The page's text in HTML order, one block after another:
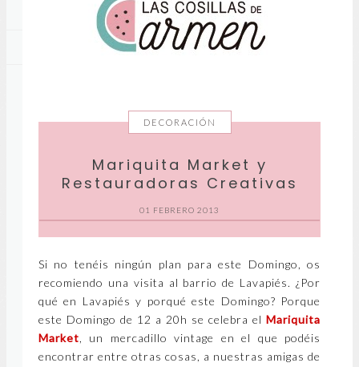
DECORACIÓN
Mariquita Market y
Restauradoras Creativas
01 FEBRERO 2013
Si no tenéis ningún plan para este Domingo, os
recomiendo una visita al barrio de Lavapiés. ¿Por
qué en Lavapiés y porqué este Domingo? Porque
este Domingo de 12 a 20h se celebra el Mariquita
Market, un mercadillo vintage en el que podéis
encontrar entre otras cosas, a nuestras amigas de